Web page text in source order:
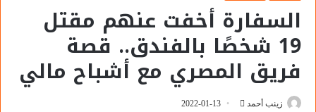
السفارة أخفت عنهم مقتل
19 شخصًا بالفندق.. قصة
فريق المصري مع أشباح مالي
زينب أحمد 2022-01-13